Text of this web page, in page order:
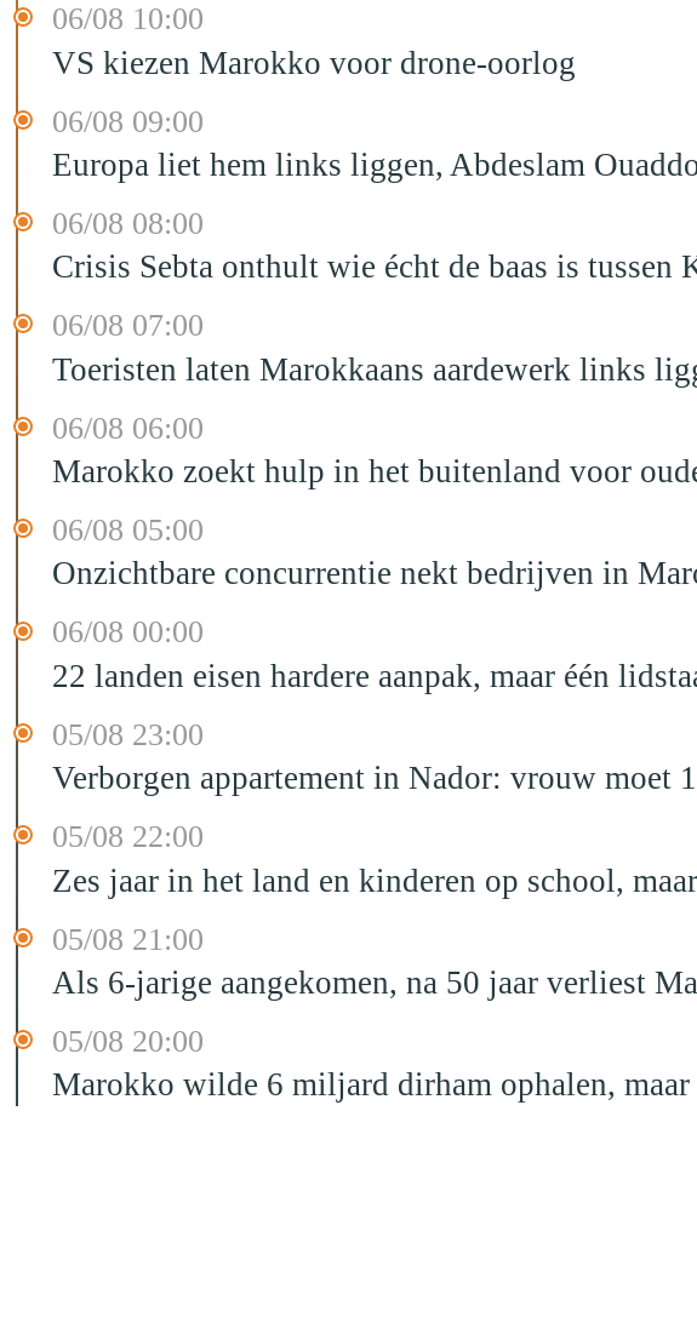
06/08 10:00
VS kiezen Marokko voor drone-oorlog
06/08 09:00
Europa liet hem links liggen, Abdeslam
06/08 08:00
Crisis Sebta onthult wie écht de baas is tussen
06/08 07:00
Toeristen laten Marokkaans aardewerk links
06/08 06:00
Marokko zoekt hulp in het buitenland voor
06/08 05:00
Onzichtbare concurrentie nekt bedrijven in
06/08 00:00
22 landen eisen hardere aanpak, maar één
05/08 23:00
Verborgen appartement in Nador: vrouw moet
05/08 22:00
Zes jaar in het land en kinderen op school,
05/08 21:00
Als 6-jarige aangekomen, na 50 jaar verliest
05/08 20:00
Marokko wilde 6 miljard dirham ophalen,